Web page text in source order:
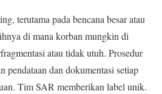
terutama pada bencana besar atau
di mana korban mungkin di
atau tidak utuh. Prosedur
pendataan dan dokumentasi setiap
Tim SAR memberikan label unik.